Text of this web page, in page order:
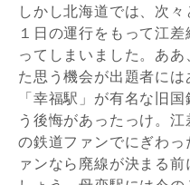
しかし北海道では、次
１日の運行をもって江
ってしまいました。あ
た思う機会が出題者に
「幸福駅」が有名な旧
う後悔があったっけ。
の鉄道ファンでにぎわ
ァンなら廃線が決まる